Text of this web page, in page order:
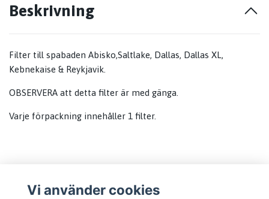
Beskrivning
Filter till spabaden Abisko,Saltlake, Dallas, Dallas XL,
Kebnekaise & Reykjavik.
OBSERVERA att detta filter är med gänga.
Varje förpackning innehåller 1 filter.
Vi använder cookies